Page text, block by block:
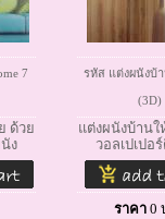
7
ด้วย
ง
รหัส แต่งผนังบ้า
(3D)
แต่งผนังบ้านใ
วอลเปเปอ
ราคา 0